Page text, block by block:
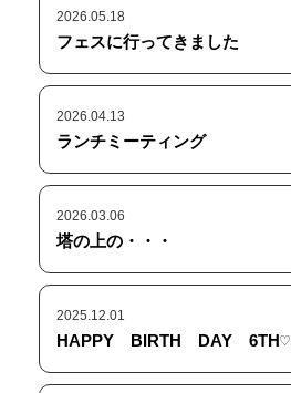
2026.05.18
フェスに行ってきました
2026.04.13
ランチミーティング
2026.03.06
塔の上の・・・
2025.12.01
HAPPY BIRTH DAY 6TH♡